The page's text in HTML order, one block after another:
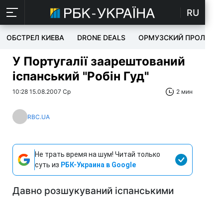
RU
ОБСТРЕЛ КИЕВА DRONE DEALS ОРМУЗСКИЙ ПРОЛИВ
У Португалії заарештований
іспанський "Робін Гуд"
10:28 15.08.2007 Ср 2 мин
RBC.UA
Не трать время на шум! Читай только
суть из РБК-Украина в Google
Давно розшукуваний іспанськими